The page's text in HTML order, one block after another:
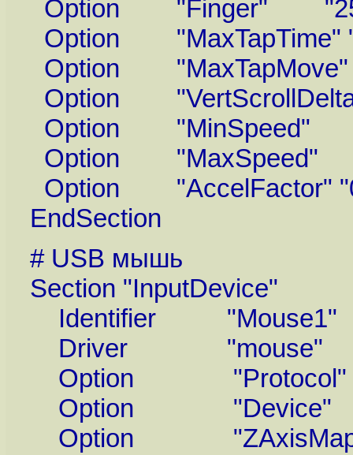
Option "Finger" "25
Option "MaxTapTime"
Option "MaxTapMove"
Option
Option "MinSpeed"
Option "MaxSpeed"
Option "AccelFactor"
EndSection
# USB мышь
Section "InputDevice"
Identifier "Mouse1"
Driver "mouse"
Option "Protocol"
Option "Device" "/
Option